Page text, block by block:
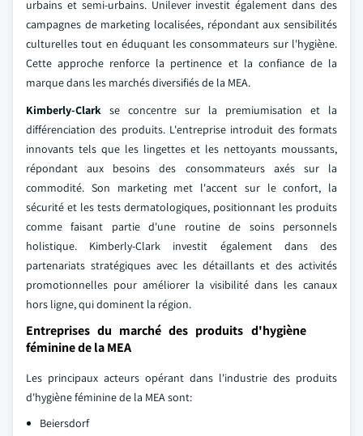
urbains et semi-urbains. Unilever investit également dans des
campagnes de marketing localisées, répondant aux sensibilités
culturelles tout en éduquant les consommateurs sur l'hygiène.
Cette approche renforce la pertinence et la confiance de la
marque dans les marchés diversifiés de la MEA.
Kimberly-Clark se concentre sur la premiumisation et la
différenciation des produits. L'entreprise introduit des formats
innovants tels que les lingettes et les nettoyants moussants,
répondant aux besoins des consommateurs axés sur la
commodité. Son marketing met l'accent sur le confort, la
sécurité et les tests dermatologiques, positionnant les produits
comme faisant partie d'une routine de soins personnels
holistique. Kimberly-Clark investit également dans des
partenariats stratégiques avec les détaillants et des activités
promotionnelles pour améliorer la visibilité dans les canaux
hors ligne, qui dominent la région.
Entreprises du marché des produits d'hygiène
féminine de la MEA
Les principaux acteurs opérant dans l'industrie des produits
d'hygiène féminine de la MEA sont:
Beiersdorf